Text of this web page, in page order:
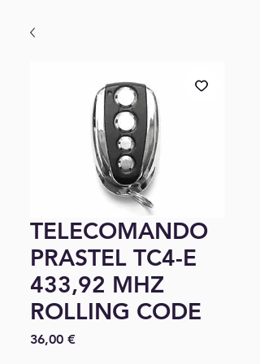
TELECOMANDO
PRASTEL TC4-E
433,92 MHZ
ROLLING CODE
36,00 €Prix